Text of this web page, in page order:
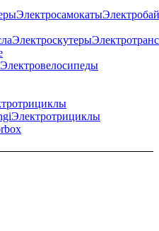
Электросамокаты
Электроскутеры
Электровелосипеды
Электротрициклы